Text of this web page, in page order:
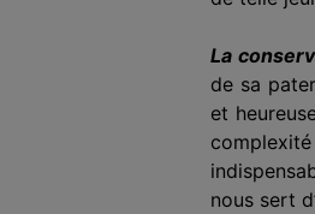
La
de sa
et
nous sert